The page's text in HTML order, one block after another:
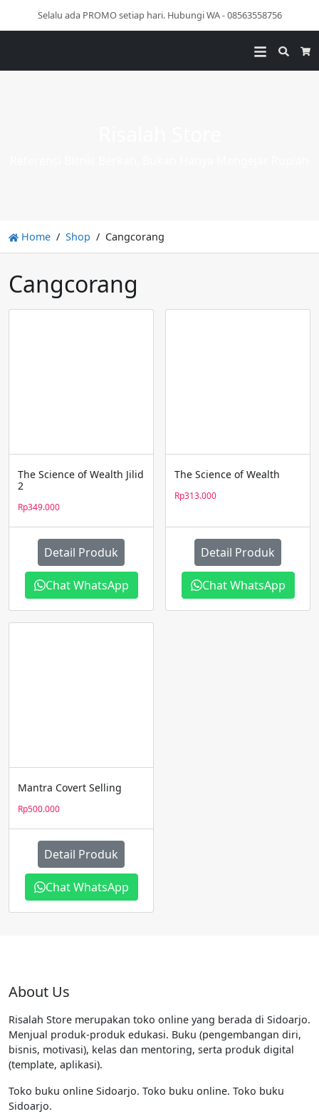
Selalu ada PROMO setiap hari. Hubungi WA - 08563558756
Home Shop Cangcorang
Cangcorang
The Science of Wealth Jilid
2
Rp349.000
Detail Produk
Chat WhatsApp
The Science of Wealth
Rp313.000
Detail Produk
Chat WhatsApp
Mantra Covert Selling
Rp500.000
Detail Produk
Chat WhatsApp
About Us
Risalah Store merupakan toko online yang berada di Sidoarjo.
Menjual produk-produk edukasi. Buku (pengembangan diri,
bisnis, motivasi), kelas dan mentoring, serta produk digital
(template, aplikasi).
Toko buku online Sidoarjo. Toko buku online. Toko buku
Sidoarjo.